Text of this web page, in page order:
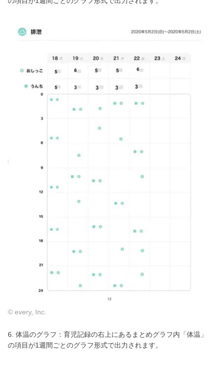
© every, Inc.
6. 体温のグラフ：育児記録の右上にあるまとめグラフ内「体温」
の項目が1週間ごとのグラフ形式で出力されます。